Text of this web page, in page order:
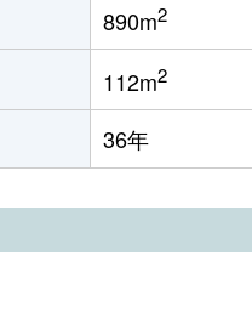
890m2
112m2
36年